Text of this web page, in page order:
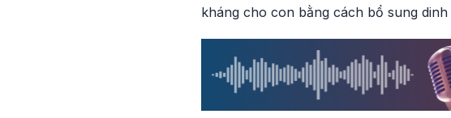
kháng cho con bằng cách bổ sung